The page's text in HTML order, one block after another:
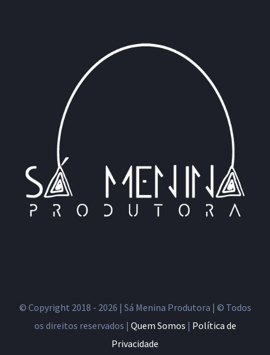
© Copyright 2018 - 2026 | Sá Menina Produtora | © Todos
os direitos reservados | Quem Somos | Política de
Privacidade